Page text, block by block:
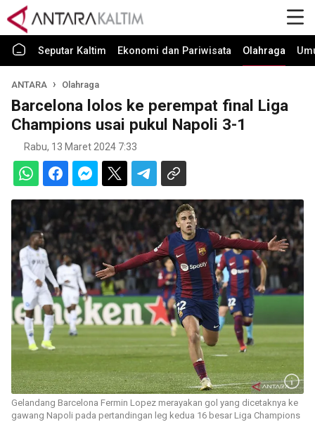
Seputar Kaltim Ekonomi dan Pariwisata Olahraga
ANTARA Olahraga
Barcelona lolos ke perempat final Liga
Champions usai pukul Napoli 3-1
Rabu, 13 Maret 2024 7:33
Gelandang Barcelona Fermin Lopez merayakan gol yang dicetaknya ke
gawang Napoli pada pertandingan leg kedua 16 besar Liga Champions